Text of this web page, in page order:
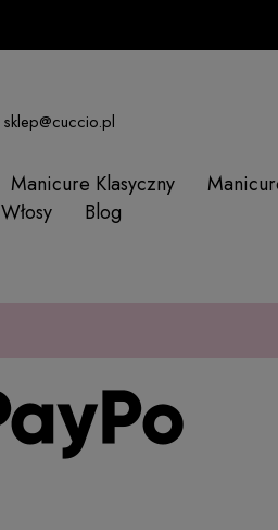
sklep@cuccio.pl
Manicure Klasyczny
Włosy Blog